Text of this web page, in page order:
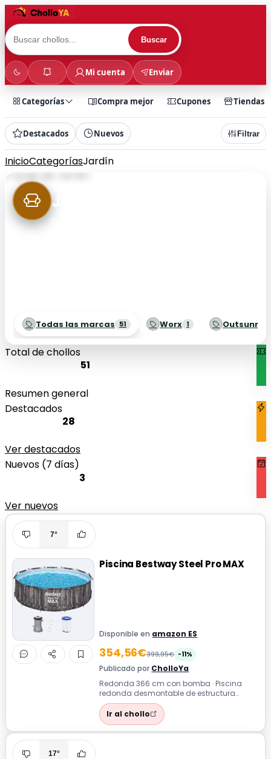
Buscar
Mi cuenta Enviar
Categorías Compra mejor Cupones Tiendas
Destacados Nuevos Filtrar
InicioCategoríasJardín
Jardín
Todas las marcas 51 Worx 1 Outsunny
Total de chollos
51
Resumen general
Destacados
28
Ver destacados
Nuevos (7 días)
3
Ver nuevos
7°
Piscina Bestway Steel Pro MAX
Disponible en amazon ES
354,56€399,95€ -11%
Publicado por CholloYa
Redonda 366 cm con bomba · Piscina
redonda desmontable de estructura
metálica con acabado efecto madera,
incluye bomb...
Ir al chollo
17°